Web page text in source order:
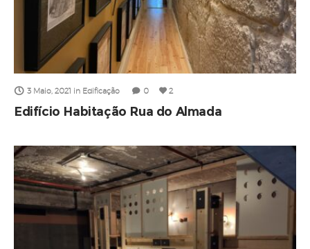
3 Maio, 2021 in Edificação 0 2
Edifício Habitação Rua do Almada